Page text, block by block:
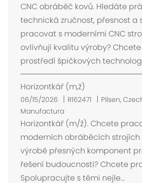
i
c
a
ó
n
CNC obráběč kovů. Hledáte
technická zručnost, přesnost a
pracovat s moderními CNC
ovlivňují kvalitu výroby?
prostředí špičkových
Horizontkář (m,ž)
06/15/2026 R162471
U
i
c
c
i
ó
Pilsen,
Manufactura
Horizontkář (m/ž). Chcete
moderních obráběcích strojích
výrobě přesných komponent
řešení budoucnosti? Chcete
Spolupracujte s těmi nejle...